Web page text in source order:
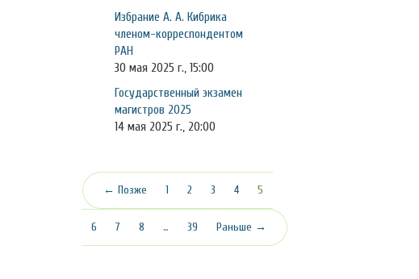
Избрание А. А. Кибрика
членом-корреспондентом
РАН
30 мая 2025 г., 15:00
Государственный экзамен
магистров 2025
14 мая 2025 г., 20:00
← Позже 1 2 3 4 5
6 7 8 … 39 Раньше →